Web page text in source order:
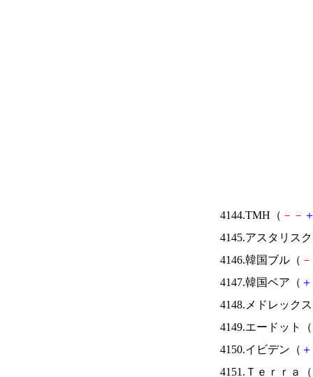
4144.TMH（ － －
4145.アスタリス
4146.韓国ブル（ －
4147.韓国ベア（ ＋
4148.メドレック
4149.エードット（
4150.イビデン（ ＋
4151.Ｔｅｒｒａ（